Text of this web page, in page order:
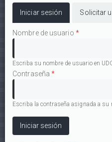
Solapas principales
Iniciar sesión (solapa activa)
Solicitar
Nombre de usuario *
Escriba su nombre de usuario en
Contraseña*
Escriba la contraseña asignada a su